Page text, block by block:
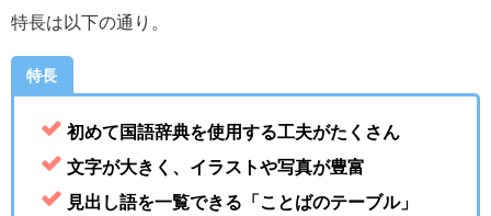
特長は以下の通り。
特長
初めて国語辞典を使用する工夫がたくさん
文字が大きく、イラストや写真が豊富
見出し語を一覧できる「ことばのテーブル」